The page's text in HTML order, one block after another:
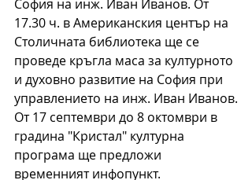
София на инж. Иван Иванов. От
17.30 ч. в Американския център на
Столичната библиотека ще се
проведе кръгла маса за културното
и духовно развитие на София при
управлението на инж. Иван Иванов.
От 17 септември до 8 октомври в
градина "Кристал" културна
програма ще предложи
временният инфопункт.